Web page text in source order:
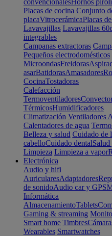
convencionalesHornos
Placas de cocina Conjunto
placaVitrocerámicaPlacas
Lavavajillas Lavavajillas
integrables
Campanas extractoras
Pequeños electrodomésticos
MicroondasFreidoras
asarBatidorasAmasadores
CocinaTostadoras
Calefacción
Termoventiladores
TérmicosHumidificadores
Climatización Ventiladores
Calentadores de agua
Belleza y salud Cuidado de
cabelloCuidado dentalSalud
Limpieza Limpieza a vapor
Electrónica
Audio y hifi
AuricularesAdaptadores
de sonidoAudio car y GPS
Informática
AlmacenamientoTablets
Gaming & streaming
Smart home Timbres
Wearables Smartwatches